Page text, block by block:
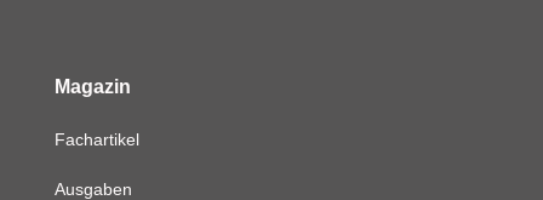
Magazin
Fachartikel
Ausgaben